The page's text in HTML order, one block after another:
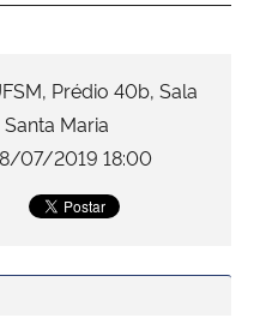
Humanos
Prédio 40b, Sala
Maria
07/2019 18:00